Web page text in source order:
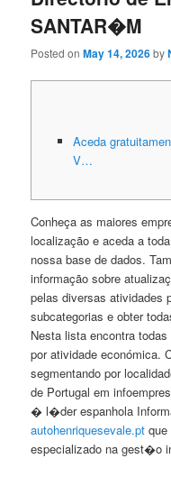
SANTAR�M
Posted onMay 14, 2026by
Aceda
V…
Conheça as maiores
localização e aceda a
nossa base de dados.
informação sobre
pelas diversas atividades
subcategorias e obter
Nesta lista encontra
por atividade económica.
segmentando por
de Portugal em
� l�der espanhola
autohenriquesevale.pt que
especializado na gest�o